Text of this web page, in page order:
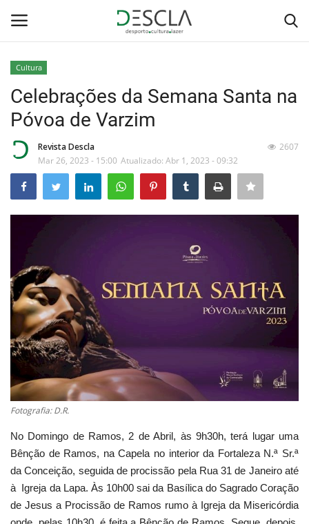
Home
...by Descla
Desporto
Sobre Nós
Educação
Estatuto Editorial
Saúde
Ficha técnica
Cultura
Lazer
Ambiente
Cultura
Celebrações da Semana Santa na
Póvoa de Varzim
Revista Descla
Mar 26, 2023 - 15:00 Atualizado: Abr 1, 2023 - 09:32
2607
Fotografia: D.R.
No Domingo de Ramos, 2 de Abril, às 9h30h, terá lugar uma
Bênção de Ramos, na Capela no interior da Fortaleza N.ª Sr.ª
da Conceição, seguida de procissão pela Rua 31 de Janeiro até
à Igreja da Lapa. Às 10h00 sai da Basílica do Sagrado Coração
de Jesus a Procissão de Ramos rumo à Igreja da Misericórdia